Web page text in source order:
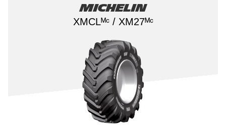
Michelin
XMCLᴹᶜ / XM27ᴹᶜ